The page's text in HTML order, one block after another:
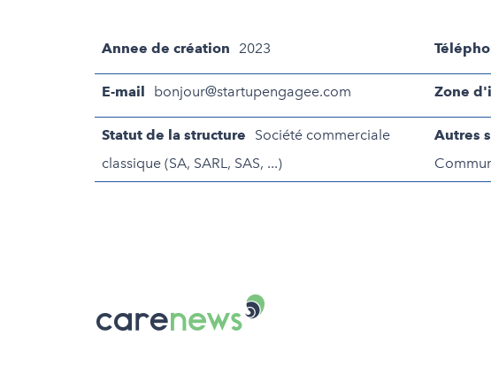
Annee de création 2023
E-mail bonjour@startupengagee.com Zone
Statut de la structure
Société commerciale
classique (SA, SARL, SAS, ...)
Autres
Le